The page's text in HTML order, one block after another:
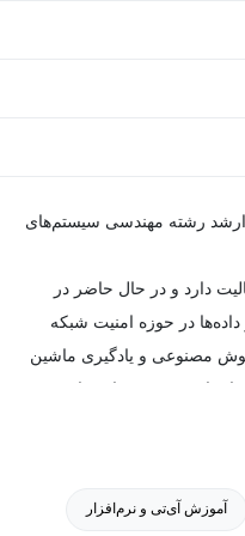
دوره آموزش داکر
بر روی محیط‌های
رشته مهندسی سیستم‌های
دارد و در حال حاضر در
در حوزه امنیت شبکه
هوش مصنوعی و یادگیری ماشین
آموزش آی‌تی و نرم‌افزار